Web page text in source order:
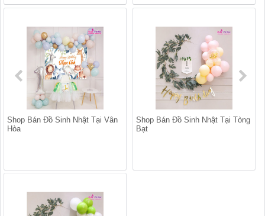
Shop Bán Đồ Sinh Nhật Tại Vân
Hòa
Shop Bán Đồ Sinh Nhật Tại Tòng
Bạt